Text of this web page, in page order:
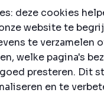
deze cookies
website te
te verzamelen
welke pagina's
presteren. Dit
en te